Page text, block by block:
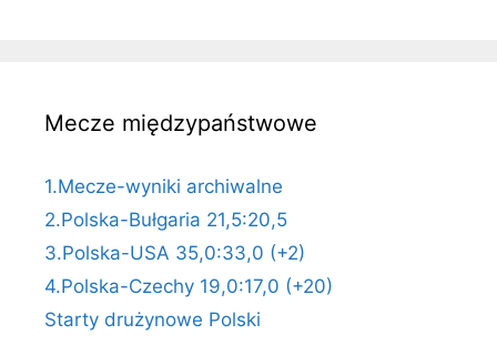
Mecze międzypaństwowe
1.Mecze-wyniki archiwalne
2.Polska-Bułgaria 21,5:20,5
3.Polska-USA 35,0:33,0 (+2)
4.Polska-Czechy 19,0:17,0 (+20)
Starty drużynowe Polski